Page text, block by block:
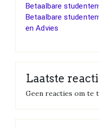
Betaalbare
Betaalbare
en Advies
Laatste
Geen reacties om te